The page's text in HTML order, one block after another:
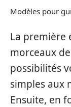
Modèles pour
La première
morceaux
possibilités
simples aux
Ensuite, en